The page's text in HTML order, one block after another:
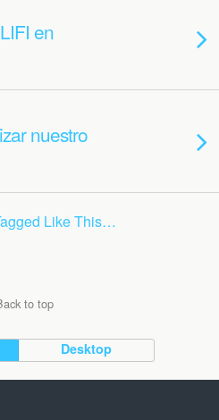
en
nuestro
Like This…
to top
Desktop